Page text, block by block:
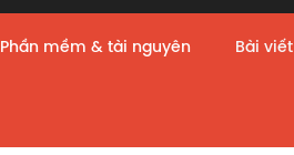
Phần mềm & tài nguyên Bài viết